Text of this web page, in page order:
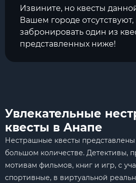
Извините, но квесты
Вашем городе
забронировать один из
представленных ниже!
Увлекательные
квесты в Анапе
Нестрашные квесты представлены
большом количестве. Детективы,
мотивам фильмов, книг и игр, с
спортивные, в виртуальной